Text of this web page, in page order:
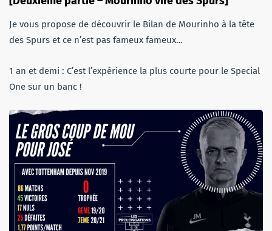
Je vous propose de découvrir le Bilan de Mourinho à la tête
des Spurs et ce n’est pas fameux fameux…
1 an et demi : C’est l’expérience la plus courte pour le Special
One sur un banc !